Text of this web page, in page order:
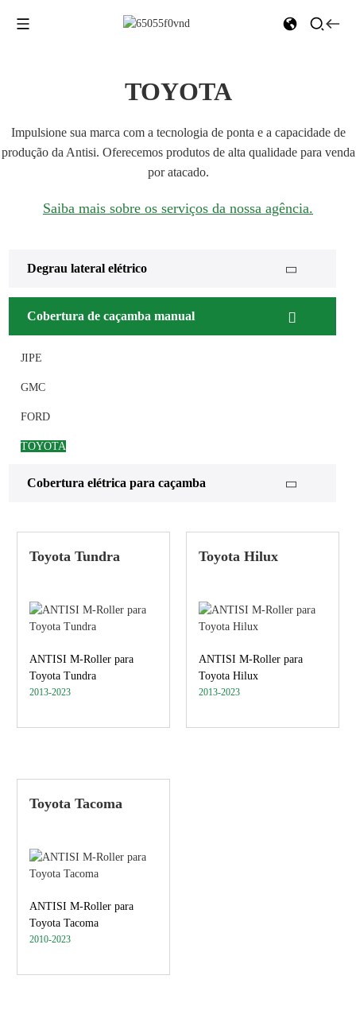
TOYOTA
Impulsione sua marca com a tecnologia de ponta e a capacidade de
produção da Antisi. Oferecemos produtos de alta qualidade para venda
por atacado.
Saiba mais sobre os serviços da nossa agência.
Degrau lateral elétrico
Cobertura de caçamba manual
JIPE
GMC
FORD
TOYOTA
CHEVY
Cobertura elétrica para caçamba
Toyota Tundra
ANTISI M-Roller para
Toyota Tundra
2013-2023
Toyota Hilux
ANTISI M-Roller para
Toyota Hilux
2013-2023
Toyota Tacoma
ANTISI M-Roller para
Toyota Tacoma
2010-2023